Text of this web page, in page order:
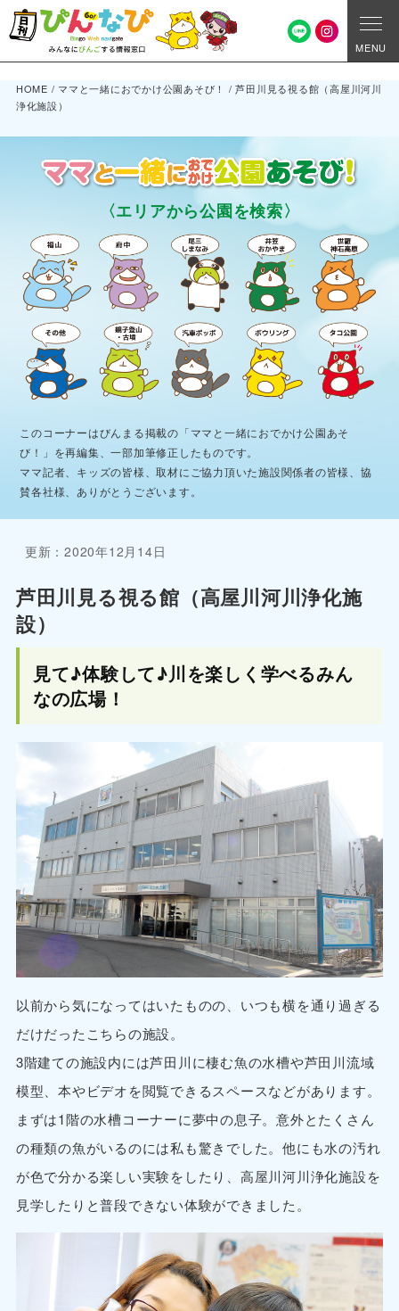
MENU
HOME / ママと一緒におでかけ公園あそび！ /芦田川見る視る館（高屋川河川
浄化施設）
〈エリアから公園を検索〉
このコーナーはびんまる掲載の「ママと一緒におでかけ公園あそ
び！」を再編集、一部加筆修正したものです。
ママ記者、キッズの皆様、取材にご協力頂いた施設関係者の皆様、協
賛各社様、ありがとうございます。
更新：2020年12月14日
芦田川見る視る館（高屋川河川浄化施
設）
見て♪体験して♪川を楽しく学べるみん
なの広場！
以前から気になってはいたものの、いつも横を通り過ぎる
だけだったこちらの施設。
3階建ての施設内には芦田川に棲む魚の水槽や芦田川流域
模型、本やビデオを閲覧できるスペースなどがあります。
まずは1階の水槽コーナーに夢中の息子。意外とたくさん
の種類の魚がいるのには私も驚きでした。他にも水の汚れ
が色で分かる楽しい実験をしたり、高屋川河川浄化施設を
見学したりと普段できない体験ができました。